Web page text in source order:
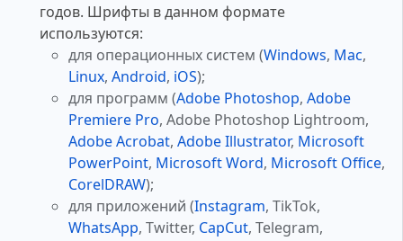
годов. Шрифты в данном формате
используются:
для операционных систем (Windows, Mac,
Linux, Android, iOS);
для программ (Adobe Photoshop, Adobe
Premiere Pro, Adobe Photoshop Lightroom,
Adobe Acrobat, Adobe Illustrator, Microsoft
PowerPoint, Microsoft Word, Microsoft Office,
CorelDRAW);
для приложений (Instagram, TikTok,
WhatsApp, Twitter, CapCut, Telegram,